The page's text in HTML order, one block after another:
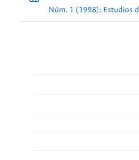
Núm. 1 (1998): Estudios